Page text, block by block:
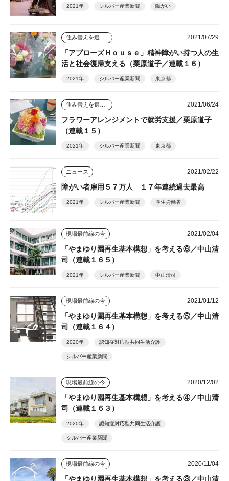
2021年 シルバー産業新聞 障がい
2021/07/29
「アプローズＨｏｕｓｅ」精神障がい持つ人の生
活と社会復帰支える（栗原道子／連載１６）
2021年 シルバー産業新聞 東京都
2021/06/24
フラワーアレンジメントで就労支援／栗原道子
（連載１５）
2021年 シルバー産業新聞 東京都
ニュース 2021/02/22
障がい者雇用５７万人 １７年連続過去最高
2021年 シルバー産業新聞 厚生労働省
現場最前線の今 2021/02/04
「やまゆり園再生基本構想」を考える⑥／中山清
司（連載１６５）
2021年 シルバー産業新聞 中山清司
現場最前線の今 2021/01/12
「やまゆり園再生基本構想」を考える⑤／中山清
司（連載１６４）
2020年 認知症対応型共同生活介護
シルバー産業新聞
現場最前線の今 2020/12/02
「やまゆり園再生基本構想」を考える④／中山清
司（連載１６３）
2020年 認知症対応型共同生活介護
シルバー産業新聞
現場最前線の今 2020/11/04
「やまゆり園再生基本構想」を考える③／中山清